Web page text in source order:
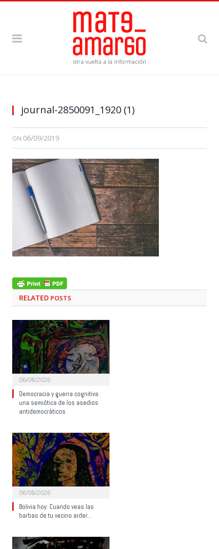
journal-2850091_1920 (1)
ON 06/09/2019
RELATED POSTS
06/08/2026
Democracia y guerra cognitiva:
una semiótica de los asedios
antidemocráticos
06/08/2026
Bolivia hoy: Cuando veas las
barbas de tu vecino arder…